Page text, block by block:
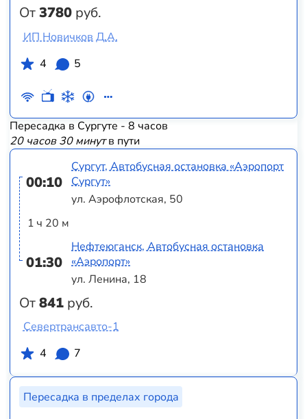
От3780 руб.
ИП Новичков Д.А.
4
5
Пересадка в Сургуте - 8 часов
20 часов 30 минутв пути
00:10
1 ч 20 м
01:30
От841 руб.
Сургут, Автобусная остановка «Аэропорт
Сургут»
ул. Аэрофлотская, 50
Нефтеюганск, Автобусная остановка
«Аэропорт»
ул. Ленина, 18
Севертрансавто-1
4
7
Пересадка в пределах города